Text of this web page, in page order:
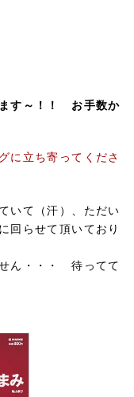
す～！！ お手数か
に立ち寄ってくださ
いて（汗）、ただい
回らせて頂いており
ん・・・ 待ってて